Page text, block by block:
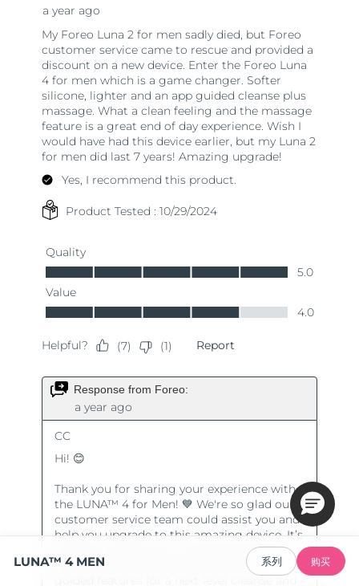
LUNA™ 4 MEN 系列 购买